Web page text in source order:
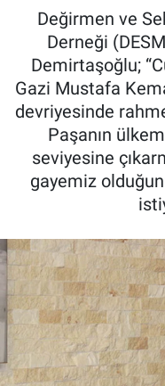
Değirmen ve
Derneği
Demirtaşoğlu;
Gazi Mustafa
devriyesinde
Paşanın
seviyesine
gayemiz
Pankobirlik
Et fiyatları
Tarım Bilgisi
Yetiştirici
Dünyada Tarım
Üretici Birlikleri
Şeker ve Şekerli
Tahıllar ve